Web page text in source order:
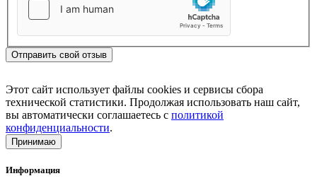
Отправить свой отзыв
Этот сайт использует файлы cookies и сервисы сбора
технической статистики. Продолжая использовать наш сайт,
вы автоматически соглашаетесь с политикой
конфиденциальности.
Принимаю
Информация